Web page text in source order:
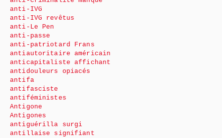
anti-IVG
anti-IVG revêtus
anti-Le Pen
anti-passe
anti-patriotard Frans
antiautoritaire américain
anticapitaliste affichant
antidouleurs opiacés
antifa
antifasciste
antiféministes
Antigone
Antigones
antiguérilla surgi
antillaise signifiant